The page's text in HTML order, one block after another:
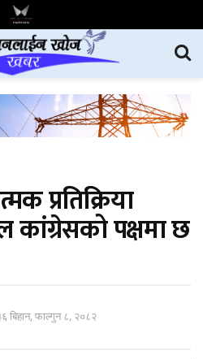
प्रतिक्रिया
कांग्रेसको पक्षमा छ
बिहान, फाल्गुन ८, २०८२